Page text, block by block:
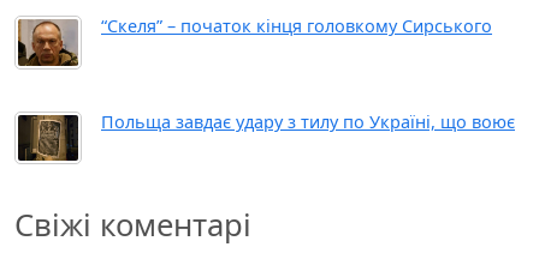
“Скеля” – початок кінця головкому Сирського
Польща завдає удару з тилу по Україні, що воює
Свіжі коментарі